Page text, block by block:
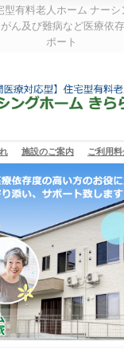
型有料老人ホーム ナー
ん及び難病など医療依
ポート
施設のご案内 ご利用